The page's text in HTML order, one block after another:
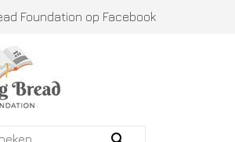
Foundation op Facebook